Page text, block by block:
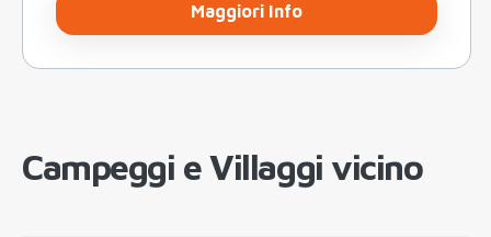
Maggiori Info
Campeggi e Villaggi vicino